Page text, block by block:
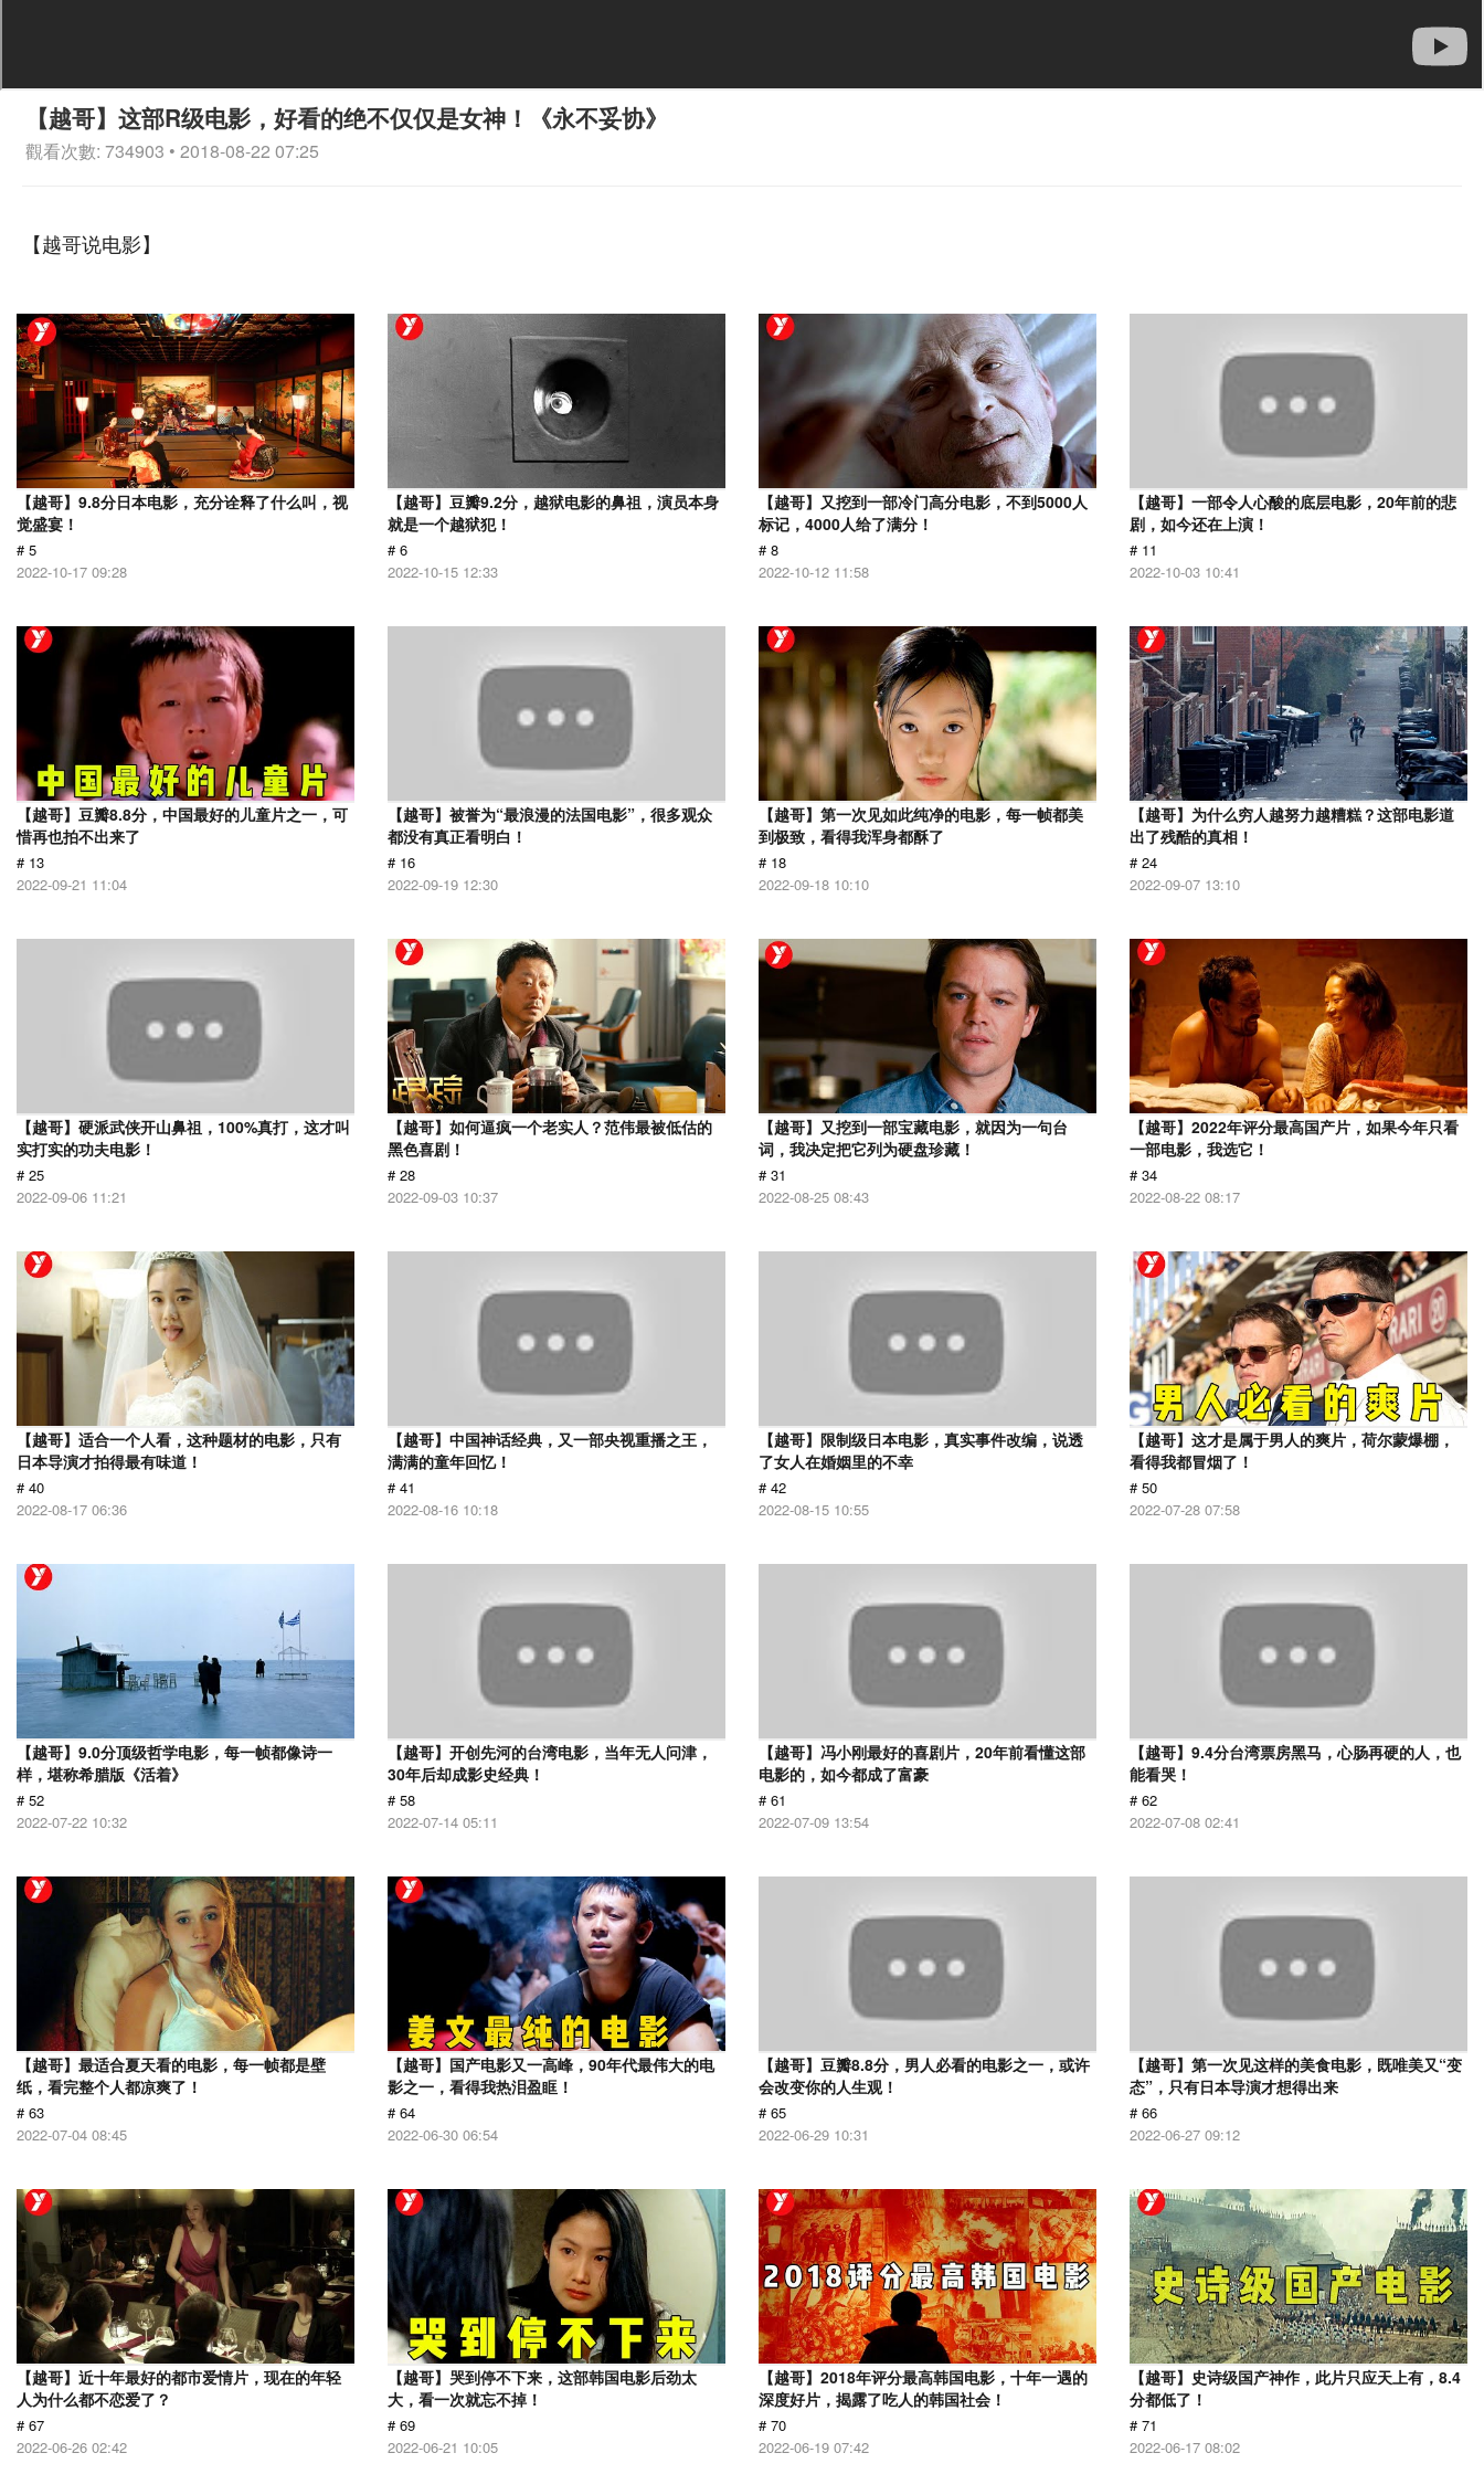
【越哥】这部R级电影，好看的绝不仅仅是女神！《永不妥协》
觀看次數: 734903 • 2018-08-22 07:25
【越哥说电影】
【越哥】9.8分日本电影，充分诠释了什么叫，视
觉盛宴！
# 5
2022-10-17 09:28
【越哥】豆瓣9.2分，越狱电影的鼻祖，演员本身
就是一个越狱犯！
# 6
2022-10-15 12:33
【越哥】又挖到一部冷门高分电影，不到5000人
标记，4000人给了满分！
# 8
2022-10-12 11:58
【越哥】一部令人心酸的底层电影，20年前的悲
剧，如今还在上演！
# 11
2022-10-03 10:41
【越哥】豆瓣8.8分，中国最好的儿童片之一，可
惜再也拍不出来了
# 13
2022-09-21 11:04
【越哥】被誉为“最浪漫的法国电影”，很多观众
都没有真正看明白！
# 16
2022-09-19 12:30
【越哥】第一次见如此纯净的电影，每一帧都美
到极致，看得我浑身都酥了
# 18
2022-09-18 10:10
【越哥】为什么穷人越努力越糟糕？这部电影道
出了残酷的真相！
# 24
2022-09-07 13:10
【越哥】硬派武侠开山鼻祖，100%真打，这才叫
实打实的功夫电影！
# 25
2022-09-06 11:21
【越哥】如何逼疯一个老实人？范伟最被低估的
黑色喜剧！
# 28
2022-09-03 10:37
【越哥】又挖到一部宝藏电影，就因为一句台
词，我决定把它列为硬盘珍藏！
# 31
2022-08-25 08:43
【越哥】2022年评分最高国产片，如果今年只看
一部电影，我选它！
# 34
2022-08-22 08:17
【越哥】适合一个人看，这种题材的电影，只有
日本导演才拍得最有味道！
# 40
2022-08-17 06:36
【越哥】中国神话经典，又一部央视重播之王，
满满的童年回忆！
# 41
2022-08-16 10:18
【越哥】限制级日本电影，真实事件改编，说透
了女人在婚姻里的不幸
# 42
2022-08-15 10:55
【越哥】这才是属于男人的爽片，荷尔蒙爆棚，
看得我都冒烟了！
# 50
2022-07-28 07:58
【越哥】9.0分顶级哲学电影，每一帧都像诗一
样，堪称希腊版《活着》
# 52
2022-07-22 10:32
【越哥】开创先河的台湾电影，当年无人问津，
30年后却成影史经典！
# 58
2022-07-14 05:11
【越哥】冯小刚最好的喜剧片，20年前看懂这部
电影的，如今都成了富豪
# 61
2022-07-09 13:54
【越哥】9.4分台湾票房黑马，心肠再硬的人，也
能看哭！
# 62
2022-07-08 02:41
【越哥】最适合夏天看的电影，每一帧都是壁
纸，看完整个人都凉爽了！
# 63
2022-07-04 08:45
【越哥】国产电影又一高峰，90年代最伟大的电
影之一，看得我热泪盈眶！
# 64
2022-06-30 06:54
【越哥】豆瓣8.8分，男人必看的电影之一，或许
会改变你的人生观！
# 65
2022-06-29 10:31
【越哥】第一次见这样的美食电影，既唯美又“变
态”，只有日本导演才想得出来
# 66
2022-06-27 09:12
【越哥】近十年最好的都市爱情片，现在的年轻
人为什么都不恋爱了？
# 67
2022-06-26 02:42
【越哥】哭到停不下来，这部韩国电影后劲太
大，看一次就忘不掉！
# 69
2022-06-21 10:05
【越哥】2018年评分最高韩国电影，十年一遇的
深度好片，揭露了吃人的韩国社会！
# 70
2022-06-19 07:42
【越哥】史诗级国产神作，此片只应天上有，8.4
分都低了！
# 71
2022-06-17 08:02